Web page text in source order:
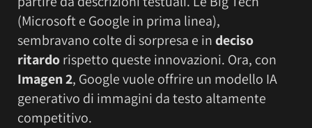
(Microsoft e Google in prima linea),
sembravano colte di sorpresa e indeciso
ritardorispetto queste innovazioni. Ora, con
Imagen 2, Google vuole offrire un modello IA
generativo di immagini da testo altamente
competitivo.